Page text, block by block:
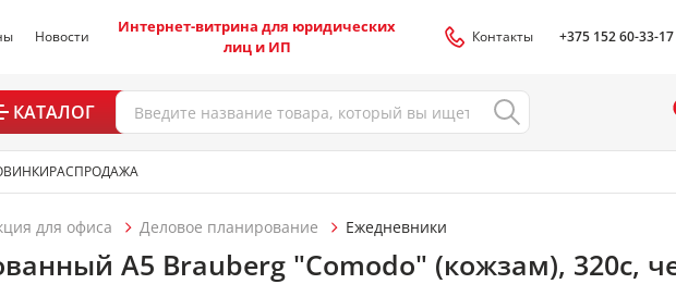
Новости
Интернет-витрина для юридических
лиц и ИП
Контакты +375 152 60-33-17
КАТАЛОГ
РАСПРОДАЖА
для офиса Деловое планирование Ежедневники
А5 Brauberg "Comodo" (кожзам), 320с,